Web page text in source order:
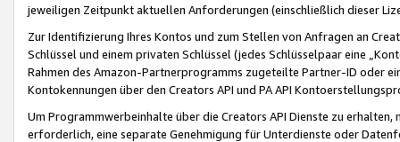
jeweiligen Zeitpunkt aktuellen Anforderungen (einschließlich dieser
Zur Identifizierung Ihres Kontos und zum Stellen von Anfragen an
Schlüssel und einem privaten Schlüssel (jedes Schlüsselpaar eine
Rahmen des Amazon-Partnerprogramms zugeteilte Partner-ID oder
Kontokennungen über den Creators API und PA API
Um Programmwerbeinhalte über die Creators API Dienste zu
erforderlich, eine separate Genehmigung für Unterdienste oder